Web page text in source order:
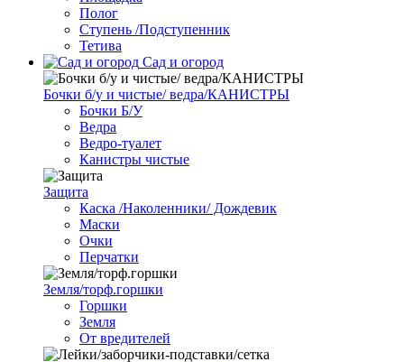
Полог
Ступень /Подступенник
Тетива
Сад и огород
Бочки б/у и чистые/ ведра/КАНИСТРЫ
Бочки Б/У
Ведра
Ведро-туалет
Канистры чистые
Защита
Каска /Наколенники/ Дождевик
Маски
Очки
Перчатки
Земля/торф.горшки
Горшки
Земля
От вредителей